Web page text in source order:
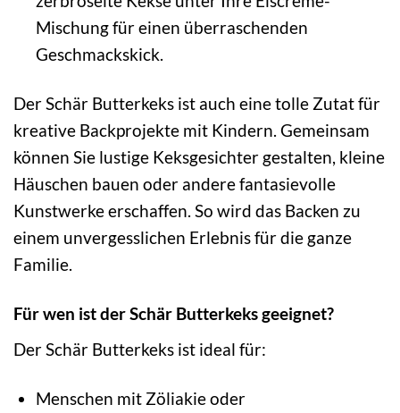
Mischung für einen überraschenden
Geschmackskick.
Der Schär Butterkeks ist auch eine tolle Zutat für
kreative Backprojekte mit Kindern. Gemeinsam
können Sie lustige Keksgesichter gestalten, kleine
Häuschen bauen oder andere fantasievolle
Kunstwerke erschaffen. So wird das Backen zu
einem unvergesslichen Erlebnis für die ganze
Familie.
Für wen ist der Schär Butterkeks geeignet?
Der Schär Butterkeks ist ideal für:
Menschen mit Zöliakie oder